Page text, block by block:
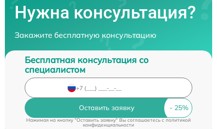
Нужна консультация?
Закажите бесплатную консультацию
Бесплатная консультация со
специалистом
Оставить заявку
Нажимая на кнопку "Оставить заявку" Вы соглашаетесь c политикой
конфиденциальности